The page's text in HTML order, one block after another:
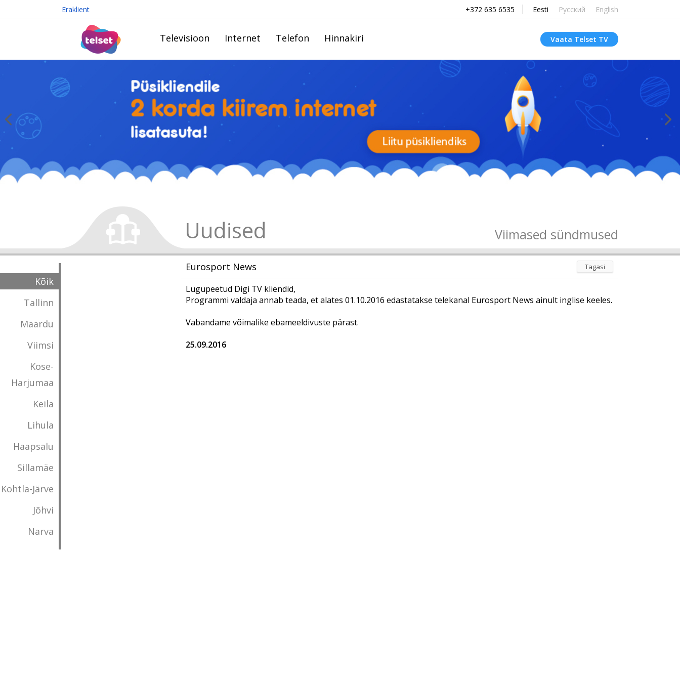
Eraklient +372 635 6535 Eesti Русский English
Televisioon Internet Telefon Hinnakiri Vaata Telset TV
Uudised Viimased sündmused
Kõik
Tallinn
Maardu
Viimsi
Kose-
Harjumaa
Keila
Lihula
Haapsalu
Sillamäe
Kohtla-Järve
Jõhvi
Narva
Eurosport News Tagasi
Lugupeetud Digi TV kliendid,
Programmi valdaja annab teada, et alates 01.10.2016 edastatakse telekanal Eurosport News ainult inglise keeles.
Vabandame võimalike ebameeldivuste pärast.
25.09.2016